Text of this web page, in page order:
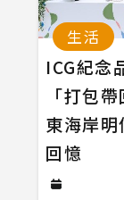
生活
ICG紀念
「打包
東海岸
回憶